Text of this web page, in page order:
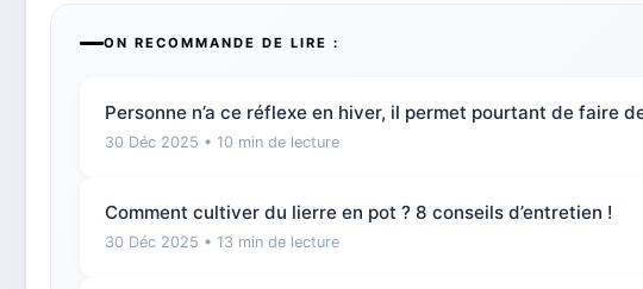
ON RECOMMANDE DE LIRE :
Personne n’a ce réflexe en hiver, il permet pourtant de faire
30 Déc 2025 • 10 min de lecture
Comment cultiver du lierre en pot ? 8 conseils d’entretien !
30 Déc 2025 • 13 min de lecture